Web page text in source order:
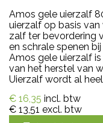
Amos gele uierzalf
uierzalf op basis van
zalf ter bevordering
en schrale spenen
Amos gele uierzalf
van het herstel van
Uierzalf wordt al
€ 16,35 incl. btw
€ 13,51 excl. btw